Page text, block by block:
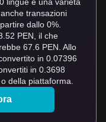
transazioni
dallo 0%.
PEN, il che
67.6 PEN. Allo
in 0.07396
in 0.3698
della piattaforma.